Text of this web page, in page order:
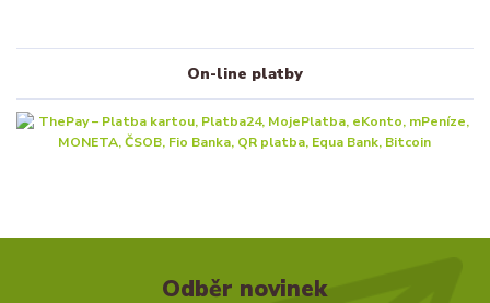
On-line platby
Odběr novinek